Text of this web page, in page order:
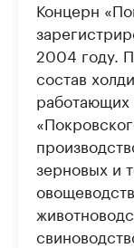
Концерн
2004 году.
состав
зерновых и